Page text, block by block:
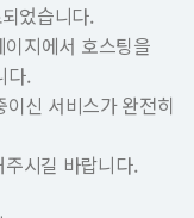
었습니다.
지에서 호스팅을
다.
신 서비스가 완전히
시길 바랍니다.